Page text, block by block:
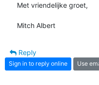
Met vriendelijke groet,
Mitch Albert
Reply
Sign in to reply online Use